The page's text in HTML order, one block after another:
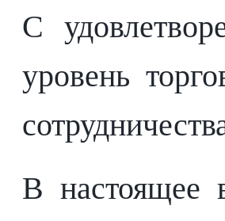
С
уровень
В настоящее